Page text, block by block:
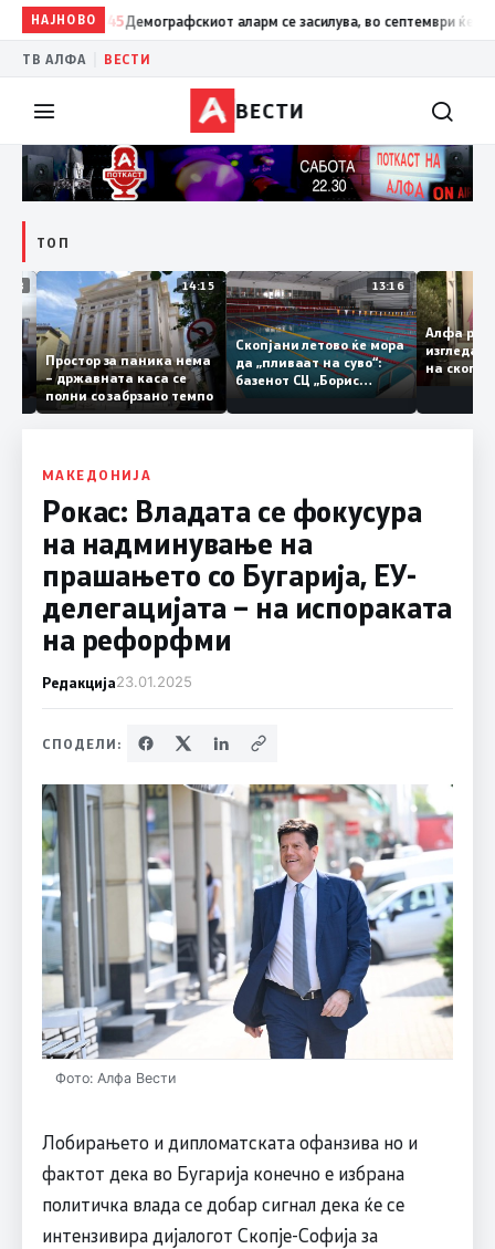
НАЈНОВО
13:45Демографскиот аларм се засилува, во септември ќе имаме
ТВ АЛФА ВЕСТИ
ВЕСТИ
ТОП
09:08 14:15
Простор за паника нема
– државната каса се
полни со забрзано темпо
13:16
Скопјани летово ќе мора
да „пливаат на суво“:
базенот СЦ „Борис
Трајковски“ е затворен
по штетите од
Алфа
на
МАКЕДОНИЈА
Рокас: Владата се фокусура
на надминување на
прашањето со Бугарија, ЕУ-
делегацијата – на испораката
на рефорфми
Редакција23.01.2025
СПОДЕЛИ:
Фото: Алфа Вести
Лобирањето и дипломатската офанзива но и
фактот дека во Бугарија конечно е избрана
политичка влада се добар сигнал дека ќе се
интензивира дијалогот Скопје-Софија за